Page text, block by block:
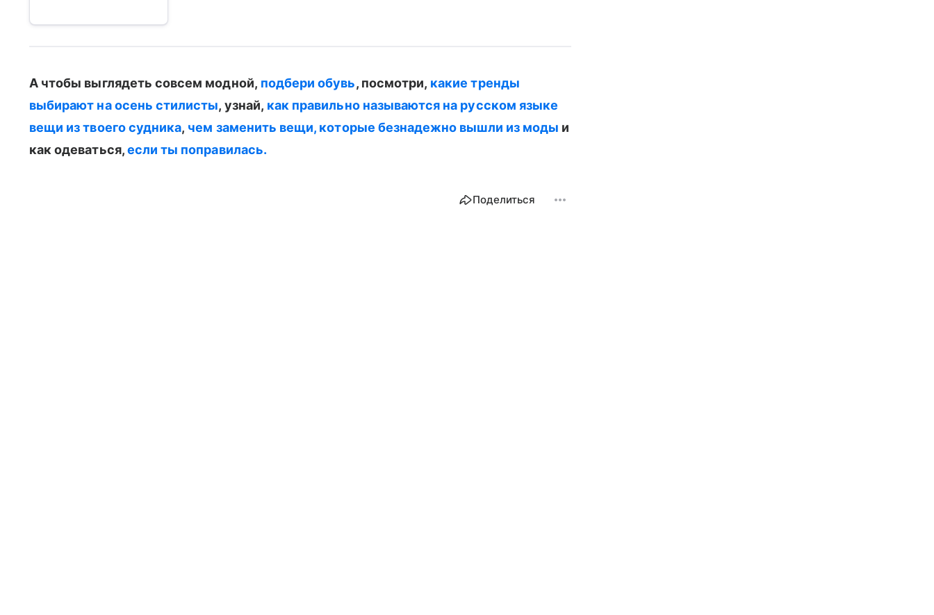
А чтобы выглядеть совсем модной, подбери обувь, посмотри, какие тренды
выбирают на осень стилисты, узнай, как правильно называются на русском языке
вещи из твоего судника, чем заменить вещи, которые безнадежно вышли из моды и
как одеваться,если ты поправилась.
Поделиться